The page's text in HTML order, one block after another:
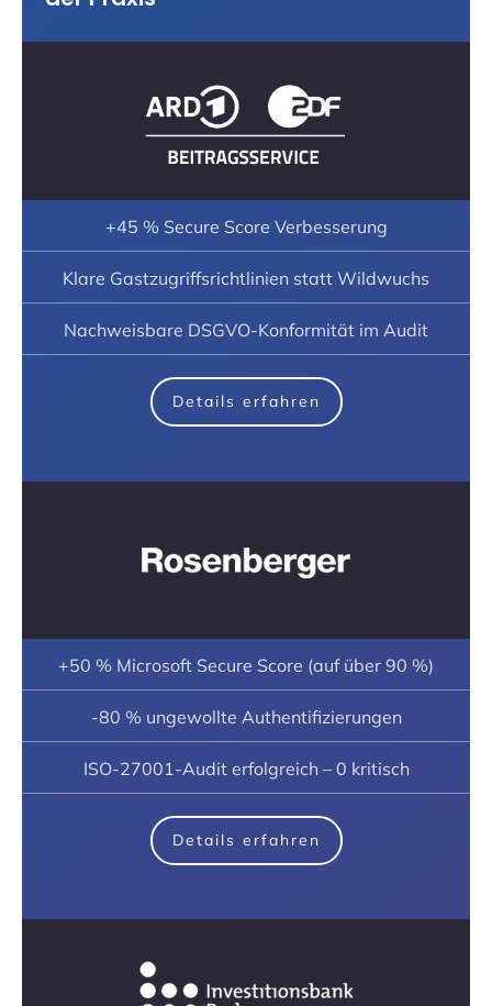
+45 % Secure Score Verbesserung
Klare Gastzugriffsrichtlinien statt Wildwuchs
Nachweisbare DSGVO-Konformität im Audit
Details erfahren
+50 % Microsoft Secure Score (auf über 90 %)
-80 % ungewollte Authentifizierungen
ISO-27001-Audit erfolgreich – 0 kritisch
Details erfahren